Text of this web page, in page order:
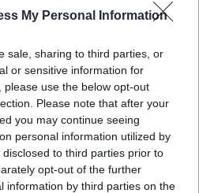
My Personal Information
sale, sharing to third parties, or
or sensitive information for
use the below opt-out
Please note that after your
you may continue seeing
personal information utilized by
to third parties prior to
opt-out of the further
information by third parties on the
ΑΙΓΑΛΕΩ
ΝΑΥΑΡΧΟΥ
ΚΑΝΑΡΗ
ΠΕΡΙΣΤΕΡΙΟΥ
ΚΑΡΑΙΣΚΑΚΗ -
ΤΖΟΥΜΑΓΙΑΣ -
- ΜΥΣΤΡΑ -
ΒΟΣΤΙΤΣΗΣ -
- ΓΙΑΝΝΙΤΣΩΝ